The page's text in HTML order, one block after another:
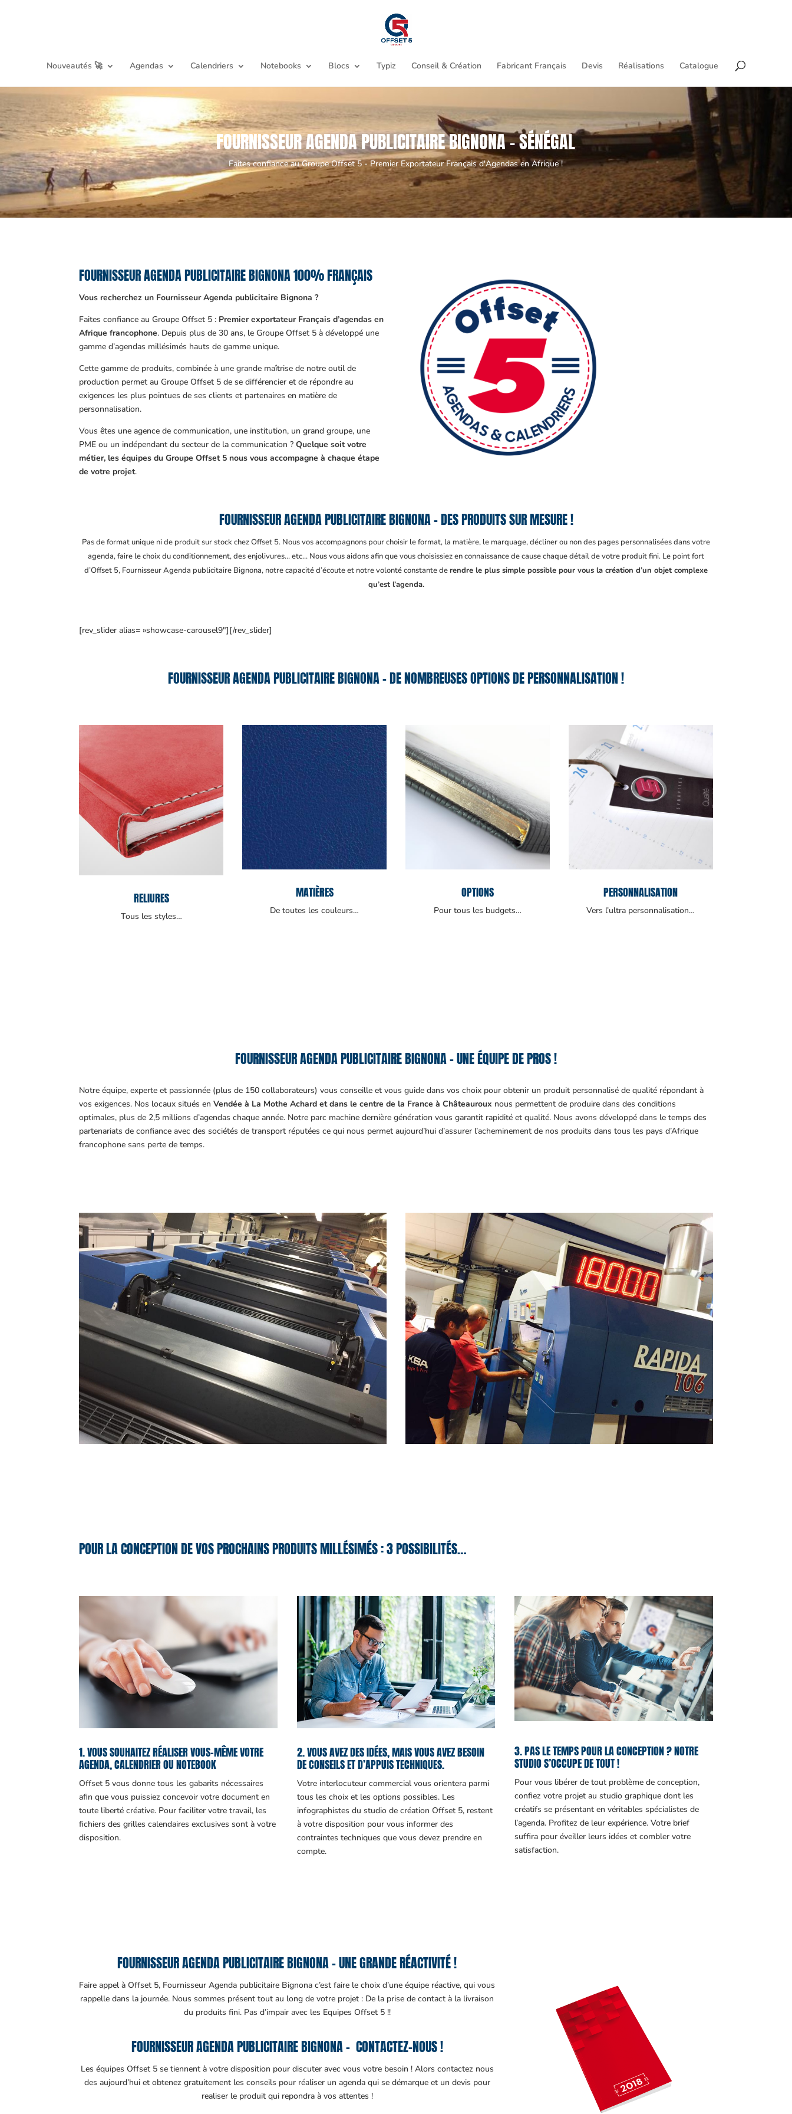
Nouveautés 🚀 Agendas Calendriers Notebooks Blocs Typiz Conseil & Création Fabricant Français Devis Réalisations Catalogue
FOURNISSEUR AGENDA PUBLICITAIRE BIGNONA - SÉNÉGAL
Faites confiance au Groupe Offset 5 - Premier Exportateur Français d'Agendas en Afrique !
FOURNISSEUR AGENDA PUBLICITAIRE BIGNONA 100% FRANÇAIS
Vous recherchez un Fournisseur Agenda publicitaire Bignona ?
Faites confiance au Groupe Offset 5 : Premier exportateur Français d’agendas en
Afrique francophone. Depuis plus de 30 ans, le Groupe Offset 5 à développé une
gamme d’agendas millésimés hauts de gamme unique.
Cette gamme de produits, combinée à une grande maîtrise de notre outil de
production permet au Groupe Offset 5 de se différencier et de répondre au
exigences les plus pointues de ses clients et partenaires en matière de
personnalisation.
Vous êtes une agence de communication, une institution, un grand groupe, une
PME ou un indépendant du secteur de la communication ?Quelque soit votre
métier, les équipes du Groupe Offset 5 nous vous accompagne à chaque étape
de votre projet.
FOURNISSEUR AGENDA PUBLICITAIRE BIGNONA – DES PRODUITS SUR MESURE !
Pas de format unique ni de produit sur stock chez Offset 5. Nous vos accompagnons pour choisir le format, la matière, le marquage, décliner ou non des pages personnalisées dans votre
agenda, faire le choix du conditionnement, des enjolivures… etc… Nous vous aidons afin que vous choisissiez en connaissance de cause chaque détail de votre produit fini. Le point fort
d’Offset 5, Fournisseur Agenda publicitaire Bignona, notre capacité d’écoute et notre volonté constante derendre le plus simple possible pour vous la création d’un objet complexe
qu’est l’agenda.
[rev_slider alias= »showcase-carousel9″][/rev_slider]
FOURNISSEUR AGENDA PUBLICITAIRE BIGNONA – DE NOMBREUSES OPTIONS DE PERSONNALISATION !
RELIURES
Tous les styles…
MATIÈRES
De toutes les couleurs…
OPTIONS
Pour tous les budgets…
PERSONNALISATION
Vers l’ultra personnalisation…
FOURNISSEUR AGENDA PUBLICITAIRE BIGNONA – UNE ÉQUIPE DE PROS !
Notre équipe, experte et passionnée (plus de 150 collaborateurs) vous conseille et vous guide dans vos choix pour obtenir un produit personnalisé de qualité répondant à
vos exigences. Nos locaux situés enVendée à La Mothe Achard et dans le centre de la France à Châteauroux nous permettent de produire dans des conditions
optimales, plus de 2,5 millions d’agendas chaque année. Notre parc machine dernière génération vous garantit rapidité et qualité. Nous avons développé dans le temps des
partenariats de confiance avec des sociétés de transport réputées ce qui nous permet aujourd’hui d’assurer l’acheminement de nos produits dans tous les pays d’Afrique
francophone sans perte de temps.
POUR LA CONCEPTION DE VOS PROCHAINS PRODUITS MILLÉSIMÉS : 3 POSSIBILITÉS…
1. VOUS SOUHAITEZ RÉALISER VOUS-MÊME VOTRE
AGENDA, CALENDRIER OU NOTEBOOK
Offset 5 vous donne tous les gabarits nécessaires
afin que vous puissiez concevoir votre document en
toute liberté créative. Pour faciliter votre travail, les
fichiers des grilles calendaires exclusives sont à votre
disposition.
2. VOUS AVEZ DES IDÉES, MAIS VOUS AVEZ BESOIN
DE CONSEILS ET D’APPUIS TECHNIQUES.
Votre interlocuteur commercial vous orientera parmi
tous les choix et les options possibles. Les
infographistes du studio de création Offset 5, restent
à votre disposition pour vous informer des
contraintes techniques que vous devez prendre en
compte.
3. PAS LE TEMPS POUR LA CONCEPTION ? NOTRE
STUDIO S’OCCUPE DE TOUT !
Pour vous libérer de tout problème de conception,
confiez votre projet au studio graphique dont les
créatifs se présentant en véritables spécialistes de
l’agenda. Profitez de leur expérience. Votre brief
suffira pour éveiller leurs idées et combler votre
satisfaction.
FOURNISSEUR AGENDA PUBLICITAIRE BIGNONA – UNE GRANDE RÉACTIVITÉ !
Faire appel à Offset 5, Fournisseur Agenda publicitaire Bignona c’est faire le choix d’une équipe réactive, qui vous
rappelle dans la journée. Nous sommes présent tout au long de votre projet : De la prise de contact à la livraison
du produits fini. Pas d’impair avec les Equipes Offset 5 !!
FOURNISSEUR AGENDA PUBLICITAIRE BIGNONA – CONTACTEZ-NOUS !
Les équipes Offset 5 se tiennent à votre disposition pour discuter avec vous votre besoin ! Alors contactez nous
des aujourd’hui et obtenez gratuitement les conseils pour réaliser un agenda qui se démarque et un devis pour
realiser le produit qui repondra à vos attentes !